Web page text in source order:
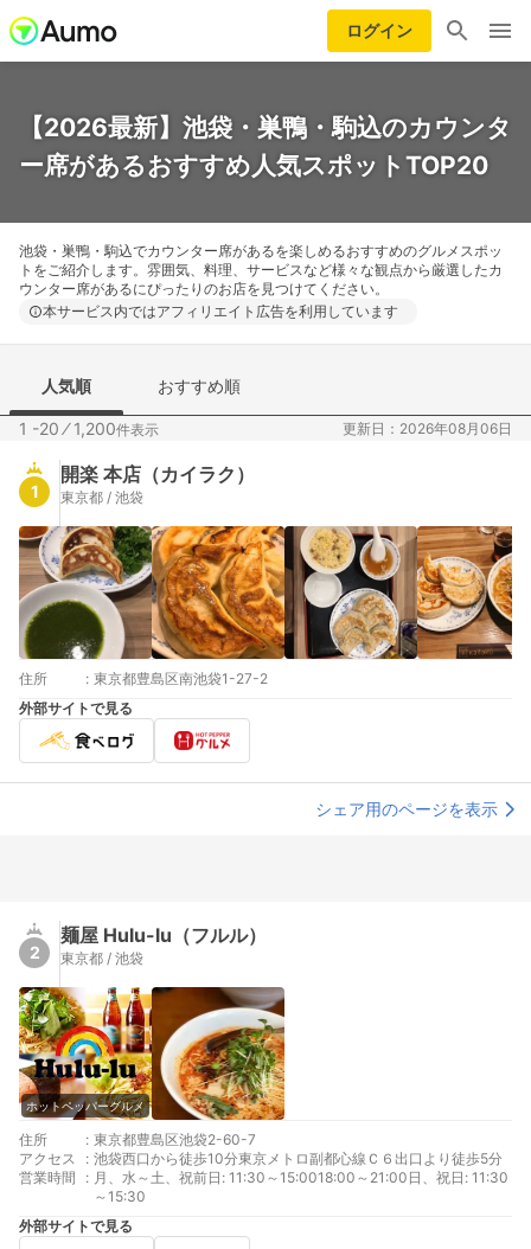
ログイン
【2026最新】池袋・巣鴨・駒込のカウンタ
ー席があるおすすめ人気スポットTOP20
池袋・巣鴨・駒込でカウンター席があるを楽しめるおすすめのグルメスポッ
トをご紹介します。雰囲気、料理、サービスなど様々な観点から厳選したカ
ウンター席があるにぴったりのお店を見つけてください。
本サービス内ではアフィリエイト広告を利用しています
人気順 おすすめ順
1 -20 ⁄1,200件表示 更新日：2026年08月06日
1
開楽 本店（カイラク）
東京都 / 池袋
住所 : 東京都豊島区南池袋1-27-2
外部サイトで見る
シェア用のページを表示
2
麺屋 Hulu-lu（フルル）
東京都 / 池袋
ホットペッパーグルメ
住所 : 東京都豊島区池袋2-60-7
アクセス
: 池袋西口から徒歩10分東京メトロ副都心線Ｃ６出口より徒歩5分
営業時間
: 月、水～土、祝前日: 11:30～15:0018:00～21:00日、祝日: 11:30
～15:30
外部サイトで見る